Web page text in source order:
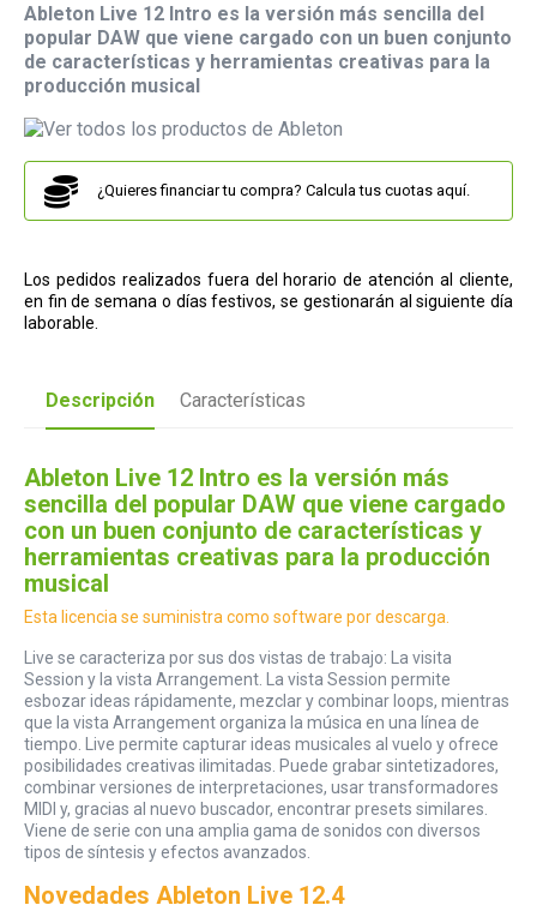
Ableton Live 12 Intro es la versión más sencilla del
popular DAW que viene cargado con un buen conjunto
de características y herramientas creativas para la
producción musical
¿Quieres financiar tu compra? Calcula tus cuotas aquí.
Los pedidos realizados fuera del horario de atención al cliente,
en fin de semana o días festivos, se gestionarán al siguiente día
laborable.
Descripción Características
Ableton Live 12 Intro es la versión más
sencilla del popular DAW que viene cargado
con un buen conjunto de características y
herramientas creativas para la producción
musical
Esta licencia se suministra como software por descarga.
Live se caracteriza por sus dos vistas de trabajo: La visita
Session y la vista Arrangement. La vista Session permite
esbozar ideas rápidamente, mezclar y combinar loops, mientras
que la vista Arrangement organiza la música en una línea de
tiempo. Live permite capturar ideas musicales al vuelo y ofrece
posibilidades creativas ilimitadas. Puede grabar sintetizadores,
combinar versiones de interpretaciones, usar transformadores
MIDI y, gracias al nuevo buscador, encontrar presets similares.
Viene de serie con una amplia gama de sonidos con diversos
tipos de síntesis y efectos avanzados.
Novedades Ableton Live 12.4